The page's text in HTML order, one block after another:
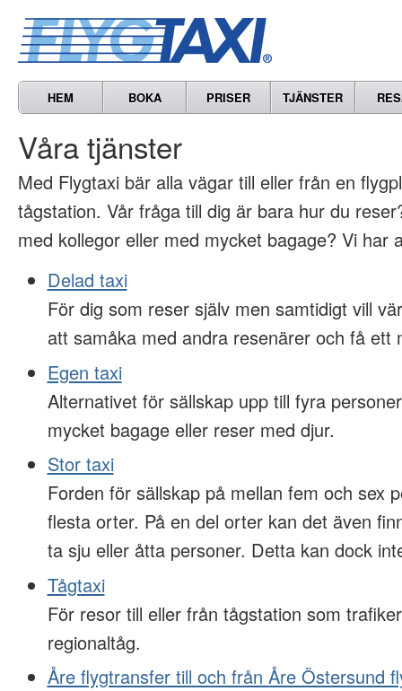
HEM BOKA PRISER TJÄNSTER
Våra tjänster
Med Flygtaxi bär alla vägar till eller från en
tågstation. Vår fråga till dig är bara hur du
med kollegor eller med mycket bagage? Vi har
Delad taxi
För dig som reser själv men samtidigt vill
att samåka med andra resenärer och få ett
Egen taxi
Alternativet för sällskap upp till fyra
mycket bagage eller reser med djur.
Stor taxi
Forden för sällskap på mellan fem och sex
flesta orter. På en del orter kan det även
ta sju eller åtta personer. Detta kan dock
Tågtaxi
För resor till eller från tågstation som
regionaltåg.
Åre flygtransfer till och från Åre Östersund